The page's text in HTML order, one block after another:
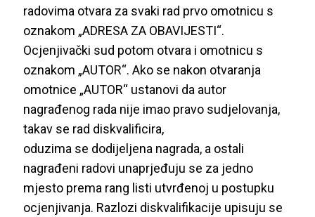
radovima otvara za svaki rad prvo omotnicu s
oznakom „ADRESA ZA OBAVIJESTI“.
Ocjenjivački sud potom otvara i omotnicu s
oznakom „AUTOR“. Ako se nakon otvaranja
omotnice „AUTOR“ ustanovi da autor
nagrađenog rada nije imao pravo sudjelovanja,
takav se rad diskvalificira,
oduzima se dodijeljena nagrada, a ostali
nagrađeni radovi unaprjeđuju se za jedno
mjesto prema rang listi utvrđenoj u postupku
ocjenjivanja. Razlozi diskvalifikacije upisuju se